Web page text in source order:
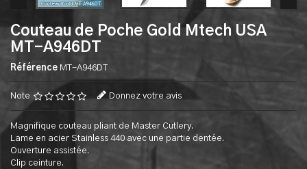
Couteau de Poche Gold Mtech USA
MT-A946DT
Référence MT-A946DT
Note Donnez votre avis
Magnifique couteau pliant de Master Cutlery.
Lame en acier Stainless 440 avec une partie dentée.
Ouverture assistée.
Clip ceinture.